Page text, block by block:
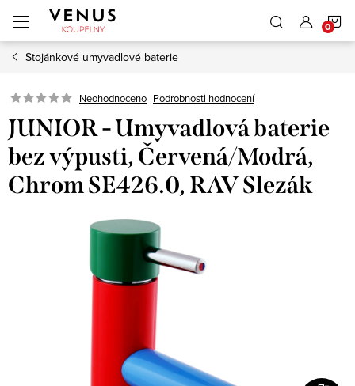
obsah
Stojánkové umyvadlové baterie
Neohodnoceno Podrobnosti hodnocení
JUNIOR - Umyvadlová baterie
bez výpusti, Červená/Modrá,
Chrom SE426.0, RAV Slezák